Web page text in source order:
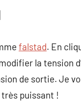
falstad. En
la tension
de sortie. Je
puissant !